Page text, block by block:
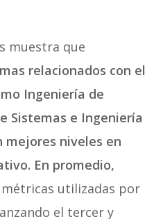
muestra que
relacionados con el
Ingeniería de
Sistemas e Ingeniería
niveles en
En promedio,
métricas utilizadas por
el tercer y